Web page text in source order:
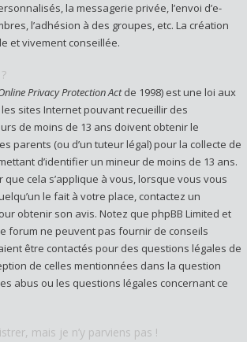
la messagerie privée, l’envoi d’e-
l’adhésion à des groupes, etc. La création
et vivement conseillée.
Privacy Protection Actde 1998) est une loi aux
sites Internet pouvant recueillir des
de moins de 13 ans doivent obtenir le
parents (ou d’un tuteur légal) pour la collecte de
d’identifier un mineur de moins de 13 ans.
que cela s’applique à vous, lorsque vous vous
le fait à votre place, contactez un
obtenir son avis. Notez que phpBB Limited et
forum ne peuvent pas fournir de conseils
être contactés pour des questions légales de
de celles mentionnées dans la question
abus ou les questions légales concernant ce
mais je n’y parviens pas !